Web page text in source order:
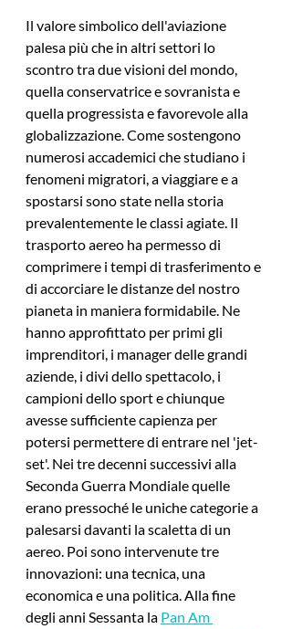
Il valore simbolico dell'aviazione
palesa più che in altri settori lo
scontro tra due visioni del mondo,
quella conservatrice e sovranista e
quella progressista e favorevole alla
globalizzazione. Come sostengono
numerosi accademici che studiano i
fenomeni migratori, a viaggiare e a
spostarsi sono state nella storia
prevalentemente le classi agiate. Il
trasporto aereo ha permesso di
comprimere i tempi di trasferimento e
di accorciare le distanze del nostro
pianeta in maniera formidabile. Ne
hanno approfittato per primi gli
imprenditori, i manager delle grandi
aziende, i divi dello spettacolo, i
campioni dello sport e chiunque
avesse sufficiente capienza per
potersi permettere di entrare nel 'jet-
set'. Nei tre decenni successivi alla
Seconda Guerra Mondiale quelle
erano pressoché le uniche categorie a
palesarsi davanti la scaletta di un
aereo. Poi sono intervenute tre
innovazioni: una tecnica, una
economica e una politica. Alla fine
degli anni Sessanta la Pan Am